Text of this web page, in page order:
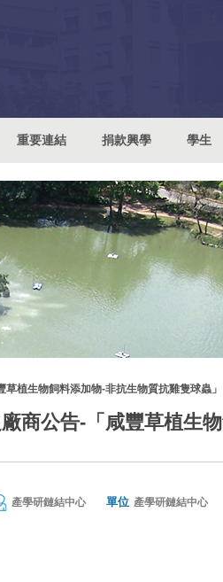
重要連結 捐款興學 學生
植生物飼料添加物-非抗生物質抗雞隻球蟲」
商公告-「咸豐草植生
產學研鏈結中心 單位 產學研鏈結中心